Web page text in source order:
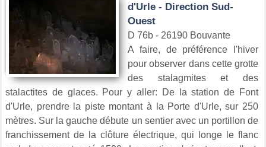
d'Urle - Direction Sud-
Ouest
D 76b - 26190 Bouvante
A faire, de préférence l'hiver
pour observer dans cette grotte
des stalagmites et des
stalactites de glaces. Pour y aller: De la station de Font
d'Urle, prendre la piste montant à la Porte d'Urle, sur 250
mètres. Sur la gauche débute un sentier avec un portillon de
franchissement de la clôture électrique, qui longe le flanc